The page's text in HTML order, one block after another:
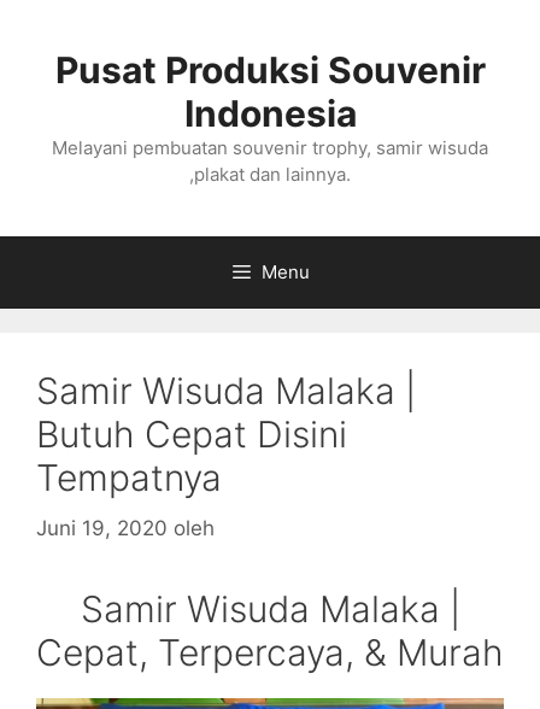
Pusat Produksi Souvenir
Indonesia
Melayani pembuatan souvenir trophy, samir wisuda
,plakat dan lainnya.
Menu
Samir Wisuda Malaka |
Butuh Cepat Disini
Tempatnya
Juni 19, 2020 oleh
Samir Wisuda Malaka |
Cepat, Terpercaya, & Murah